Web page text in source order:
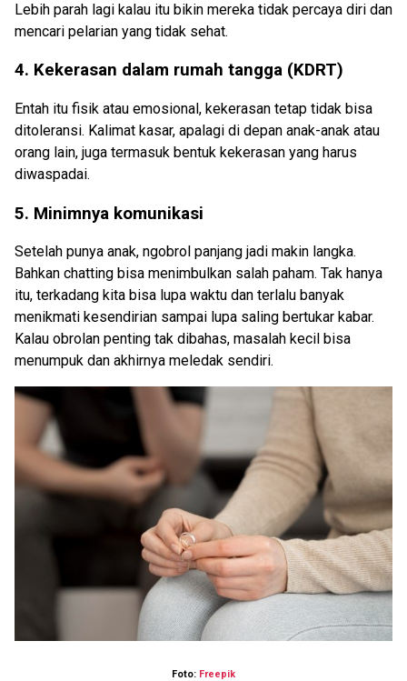
Lebih parah lagi kalau itu bikin mereka tidak percaya diri dan
mencari pelarian yang tidak sehat.
4. Kekerasan dalam rumah tangga (KDRT)
Entah itu fisik atau emosional, kekerasan tetap tidak bisa
ditoleransi. Kalimat kasar, apalagi di depan anak-anak atau
orang lain, juga termasuk bentuk kekerasan yang harus
diwaspadai.
5. Minimnya komunikasi
Setelah punya anak, ngobrol panjang jadi makin langka.
Bahkan chatting bisa menimbulkan salah paham. Tak hanya
itu, terkadang kita bisa lupa waktu dan terlalu banyak
menikmati kesendirian sampai lupa saling bertukar kabar.
Kalau obrolan penting tak dibahas, masalah kecil bisa
menumpuk dan akhirnya meledak sendiri.
Foto: Freepik